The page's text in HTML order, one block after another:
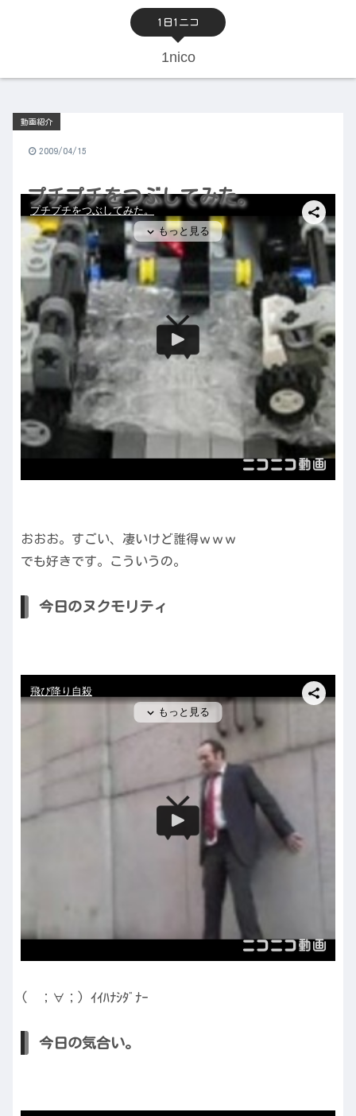
1日1ニコ
1nico
プチプチをつぶしてみた。
動画紹介
2009/04/15
おおお。すごい、凄いけど誰得ｗｗｗ
でも好きです。こういうの。
今日のヌクモリティ
( ；∀；) ｲｲﾊﾅｼﾀﾞﾅｰ
今日の気合い。